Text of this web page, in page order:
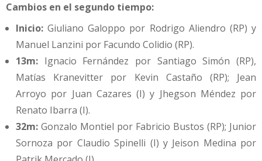
Cambios en el segundo tiempo:
Inicio: Giuliano Galoppo por Rodrigo Aliendro (RP) y
Manuel Lanzini por Facundo Colidio (RP).
13m: Ignacio Fernández por Santiago Simón (RP),
Matías Kranevitter por Kevin Castaño (RP); Jean
Arroyo por Juan Cazares (I) y Jhegson Méndez por
Renato Ibarra (I).
32m: Gonzalo Montiel por Fabricio Bustos (RP); Junior
Sornoza por Claudio Spinelli (I) y Jeison Medina por